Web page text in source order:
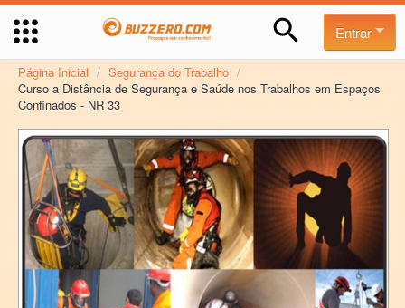
Entrar
Página Inicial / Segurança do Trabalho /
Curso a Distância de Segurança e Saúde nos Trabalhos em Espaços
Confinados - NR 33